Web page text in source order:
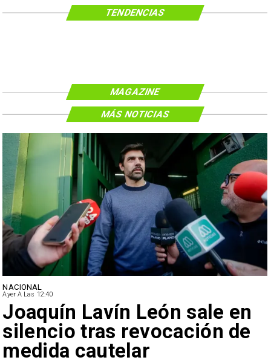
TENDENCIAS
MAGAZINE
NACIONAL
Ayer A Las 12:40
Joaquín Lavín León sale en
silencio tras revocación de
medida cautelar
MÁS NOTICIAS